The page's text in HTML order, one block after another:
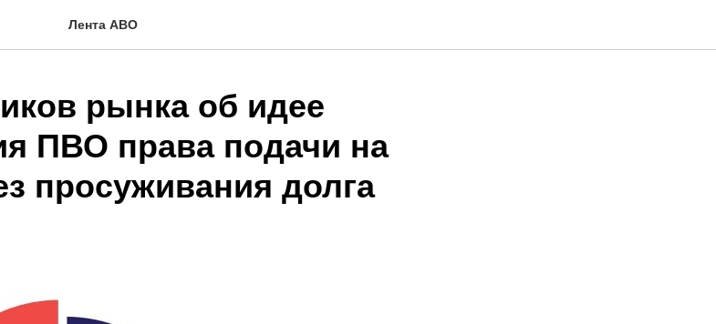
Лента АВО
рынка об идее
ПВО права подачи на
просуживания долга